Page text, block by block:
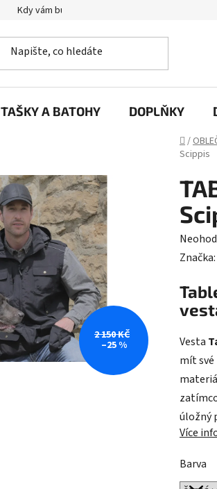
Kdy vám bude zboží doručené?
TAŠKY A BATOHY DOPLŇKY
Domů
/
Scippis
je
0,0
Značka:
Vesta
mít
úložný
Více
Barva
2 150 KČ
–25 %